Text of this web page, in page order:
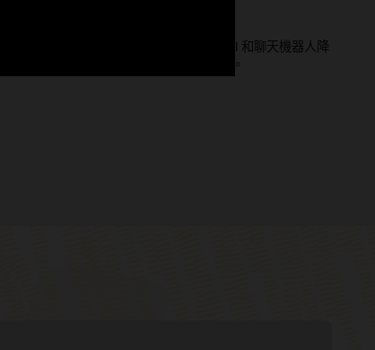
為客戶帶來好處，Accenture 如何透過 AI 和聊天機器人降
戶和合作夥伴將客戶服務體驗完全最佳化。